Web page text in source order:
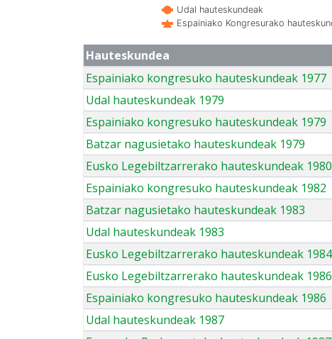
Udal hauteskundeak
Espainiako Kongresurako
Hauteskundea
Espainiako kongresuko hauteskundeak 1977
Udal hauteskundeak 1979
Espainiako kongresuko hauteskundeak 1979
Batzar nagusietako hauteskundeak 1979
Eusko Legebiltzarrerako hauteskundeak 1980
Espainiako kongresuko hauteskundeak 1982
Batzar nagusietako hauteskundeak 1983
Udal hauteskundeak 1983
Eusko Legebiltzarrerako hauteskundeak 1984
Eusko Legebiltzarrerako hauteskundeak 1986
Espainiako kongresuko hauteskundeak 1986
Udal hauteskundeak 1987